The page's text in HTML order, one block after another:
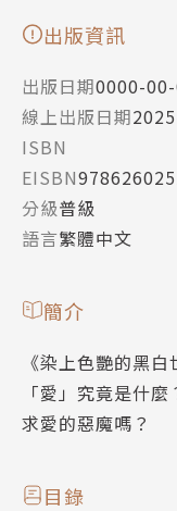
出版資訊
出版日期0000-
線上出版日期
ISBN
EISBN
分級普級
語言繁體中文
簡介
《染上色艷的黑
「愛」究竟是什
求愛的惡魔嗎？
目錄